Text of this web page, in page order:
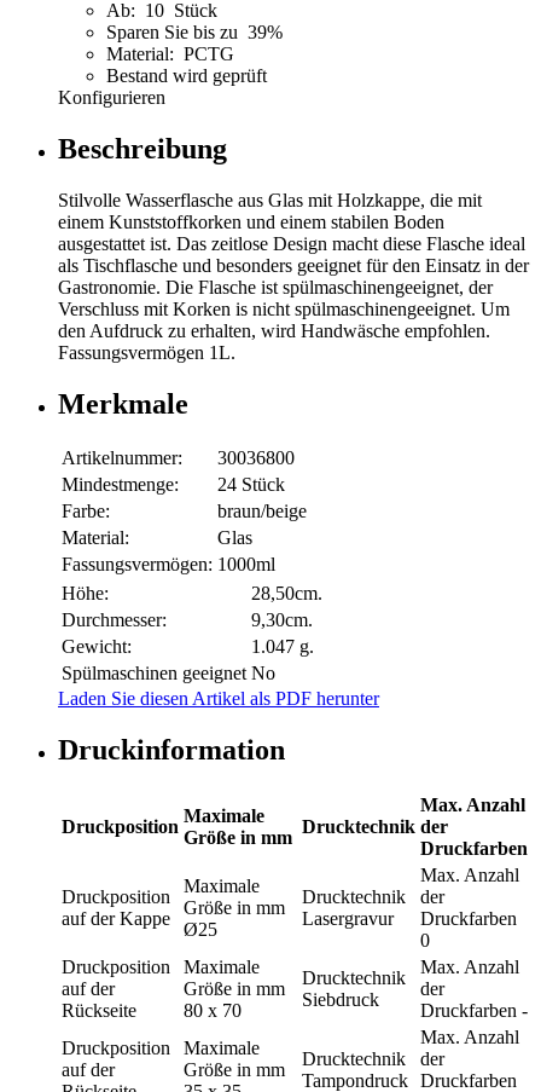
Ab: 10 Stück
Sparen Sie bis zu 39%
Material: PCTG
Bestand wird geprüft
Konfigurieren
Beschreibung
Stilvolle Wasserflasche aus Glas mit Holzkappe, die mit
einem Kunststoffkorken und einem stabilen Boden
ausgestattet ist. Das zeitlose Design macht diese Flasche ideal
als Tischflasche und besonders geeignet für den Einsatz in der
Gastronomie. Die Flasche ist spülmaschinengeeignet, der
Verschluss mit Korken is nicht spülmaschinengeeignet. Um
den Aufdruck zu erhalten, wird Handwäsche empfohlen.
Fassungsvermögen 1L.
Merkmale
Artikelnummer:
30036800
Mindestmenge:
24 Stück
Farbe:
braun/beige
Material:
Glas
Fassungsvermögen: 1000ml
Höhe:
28,50cm.
Durchmesser:
9,30cm.
Gewicht:
1.047 g.
Spülmaschinen geeignet No
Laden Sie diesen Artikel als PDF herunter
Druckinformation
Druckposition
Maximale
Größe in mm
Drucktechnik
Max. Anzahl
der
Druckfarben
Druckposition
auf der Kappe
Maximale
Größe in mm
Ø25
Drucktechnik
Lasergravur
Max. Anzahl
der
Druckfarben
0
Druckposition
auf der
Rückseite
Maximale
Größe in mm
80 x 70
Drucktechnik
Siebdruck
Max. Anzahl
der
Druckfarben -
Druckposition
auf der
Maximale
Größe in mm
Drucktechnik
Tampondruck
Max. Anzahl
der
Druckfarben